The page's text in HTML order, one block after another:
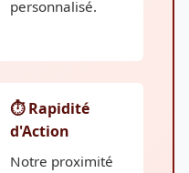
personnalisé.
⏱️ Rapidité
d'Action
Notre proximité